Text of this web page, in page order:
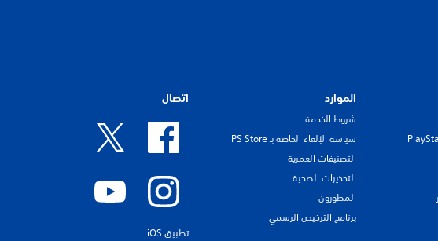
الموارد
شروط الخدمة
سياسة الإلغاء الخاصة بـ PS Store
التصنيفات العمرية
التحذيرات الصحية
المطورون
برنامج الترخيص الرسمي
اتصال
تطبيق iOS